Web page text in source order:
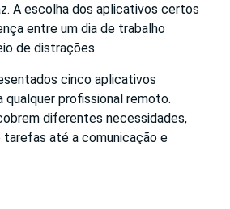
A escolha dos aplicativos certos
entre um dia de trabalho
de distrações.
cinco aplicativos
qualquer profissional remoto.
diferentes necessidades,
até a comunicação e